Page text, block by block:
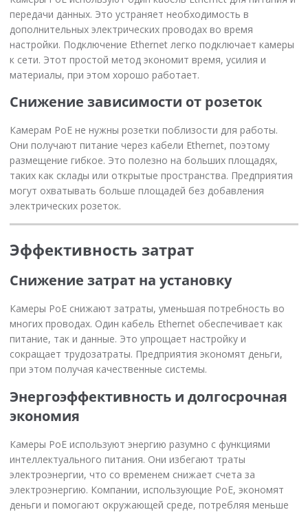
передачи данных. Это устраняет необходимость в
дополнительных электрических проводах во время
настройки. Подключение Ethernet легко подключает камеры
к сети. Этот простой метод экономит время, усилия и
материалы, при этом хорошо работает.
Снижение зависимости от розеток
Камерам PoE не нужны розетки поблизости для работы.
Они получают питание через кабели Ethernet, поэтому
размещение гибкое. Это полезно на больших площадях,
таких как склады или открытые пространства. Предприятия
могут охватывать больше площадей без добавления
электрических розеток.
Эффективность затрат
Снижение затрат на установку
Камеры PoE снижают затраты, уменьшая потребность во
многих проводах. Один кабель Ethernet обеспечивает как
питание, так и данные. Это упрощает настройку и
сокращает трудозатраты. Предприятия экономят деньги,
при этом получая качественные системы.
Энергоэффективность и долгосрочная
экономия
Камеры PoE используют энергию разумно с функциями
интеллектуального питания. Они избегают траты
электроэнергии, что со временем снижает счета за
электроэнергию. Компании, использующие PoE, экономят
деньги и помогают окружающей среде, потребляя меньше